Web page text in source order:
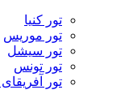
تور کنیا
تور موریس
تور سیشل
تور تونس
تور